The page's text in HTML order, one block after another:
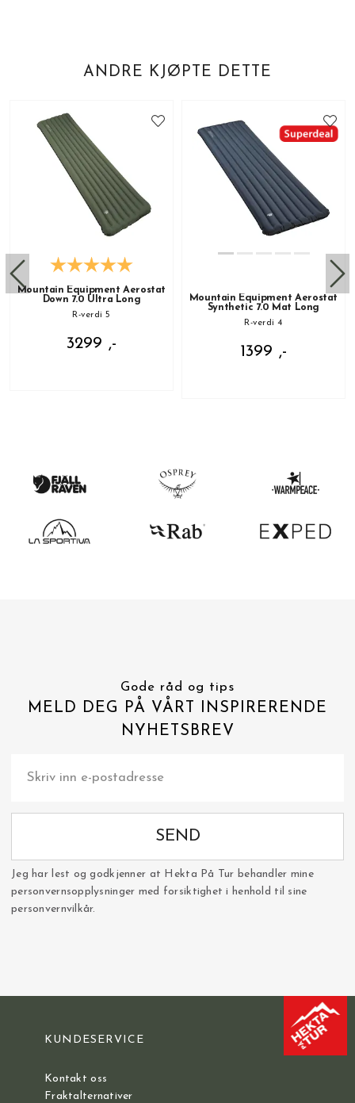
ANDRE KJØPTE DETTE
Mountain Equipment Aerostat
Down 7.0 Ultra Long
R-verdi 5
3299 ,-
Mountain Equipment Aerostat
Synthetic 7.0 Mat Long
R-verdi 4
1399 ,-
Gode råd og tips
MELD DEG PÅ VÅRT INSPIRERENDE
NYHETSBREV
SEND
Jeg har lest og godkjenner at Hekta På Tur behandler mine
personvernsopplysninger med forsiktighet i henhold til sine
personvernvilkår.
KUNDESERVICE
Kontakt oss
Fraktalternativer